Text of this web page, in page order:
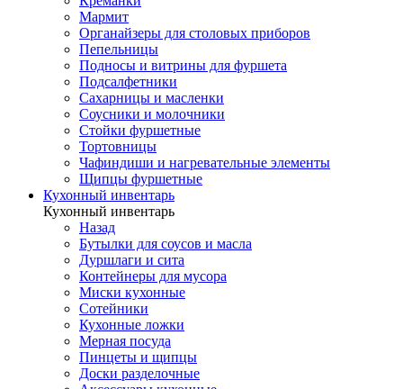
Мармит
Органайзеры для столовых приборов
Пепельницы
Подносы и витрины для фуршета
Подсалфетники
Сахарницы и масленки
Соусники и молочники
Стойки фуршетные
Тортовницы
Чафиндиши и нагревательные элементы
Щипцы фуршетные
Кухонный инвентарь
Кухонный инвентарь
Назад
Бутылки для соусов и масла
Дуршлаги и сита
Контейнеры для мусора
Миски кухонные
Сотейники
Кухонные ложки
Мерная посуда
Пинцеты и щипцы
Доски разделочные